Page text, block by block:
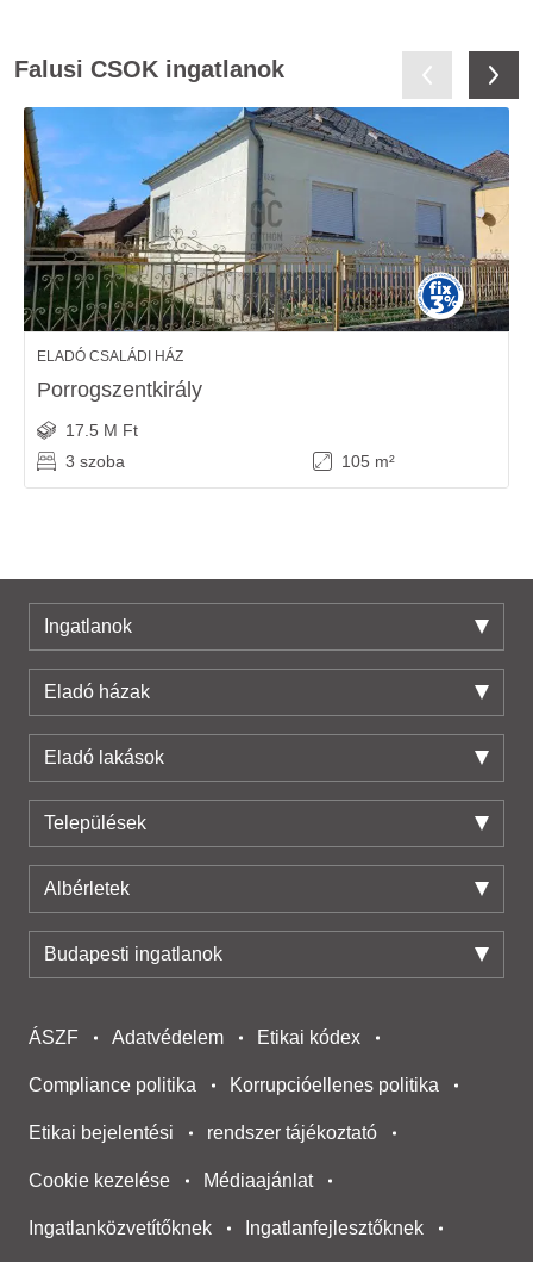
Falusi CSOK ingatlanok
ELADÓ CSALÁDI HÁZ
Porrogszentkirály
17.5 M Ft
3 szoba
105 m²
Ingatlanok
Eladó házak
Eladó lakások
Települések
Albérletek
Budapesti ingatlanok
ÁSZF Adatvédelem Etikai kódex
Compliance politika Korrupcióellenes politika
Etikai bejelentési rendszer tájékoztató
Cookie kezelése Médiaajánlat
Ingatlanközvetítőknek Ingatlanfejlesztőknek